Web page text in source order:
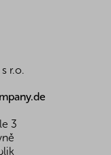
direkt aus den
Beziehungen
Lieferanten sind
direkt von
Nüsse und
Aus diesem
für Sie und Ihre
r.o.
3